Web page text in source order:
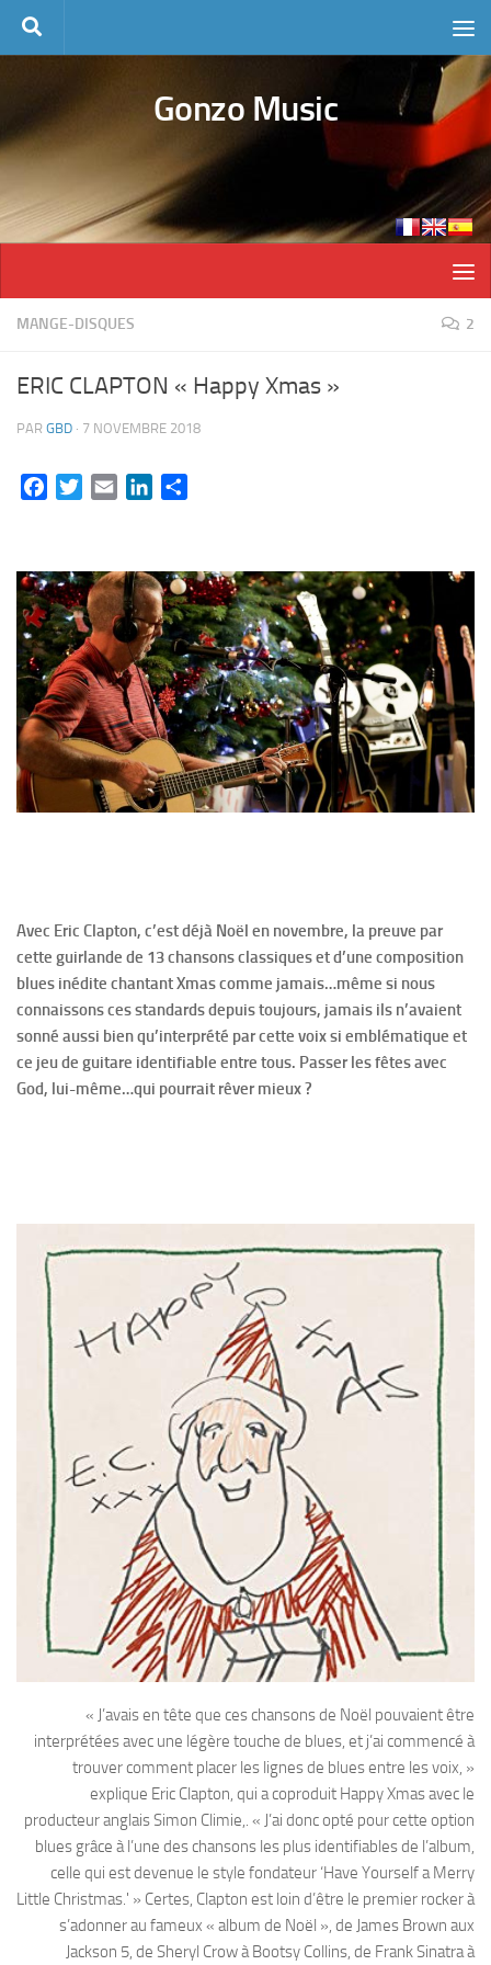
Skip to content
Gonzo Music
MANGE-DISQUES 2
ERIC CLAPTON « Happy Xmas »
PAR GBD · 7 NOVEMBRE 2018
FacebookTwitterEmail LinkedIn
Avec Eric Clapton, c’est déjà Noël en novembre, la preuve par
cette guirlande de 13 chansons classiques et d’une composition
blues inédite chantant Xmas comme jamais…même si nous
connaissons ces standards depuis toujours, jamais ils n’avaient
sonné aussi bien qu’interprété par cette voix si emblématique et
ce jeu de guitare identifiable entre tous. Passer les fêtes avec
God, lui-même…qui pourrait rêver mieux ?
« J’avais en tête que ces chansons de Noël pouvaient être
interprétées avec une légère touche de blues, et j’ai commencé à
trouver comment placer les lignes de blues entre les voix, »
explique Eric Clapton, qui a coproduit Happy Xmas avec le
producteur anglais Simon Climie,. « J’ai donc opté pour cette option
blues grâce à l’une des chansons les plus identifiables de l’album,
celle qui est devenue le style fondateur ‘Have Yourself a Merry
Little Christmas.' » Certes, Clapton est loin d’être le premier rocker à
s’adonner au fameux « album de Noël », de James Brown aux
Jackson 5, de Sheryl Crow à Bootsy Collins, de Frank Sinatra à